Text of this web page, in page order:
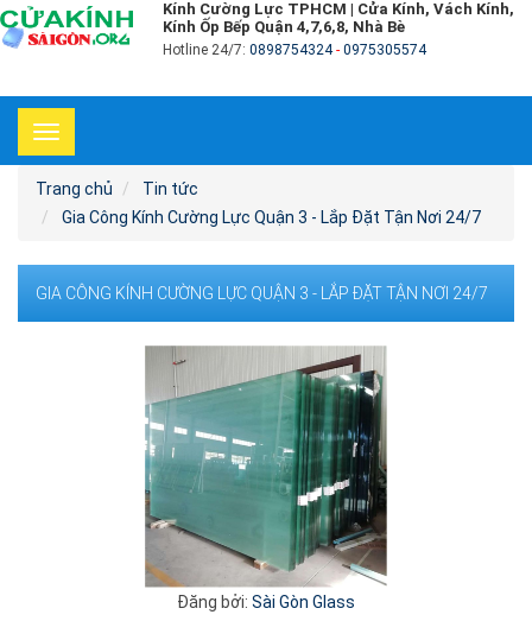
Kính Cường Lực TPHCM | Cửa Kính, Vách Kính,
Kính Ốp Bếp Quận 4,7,6,8, Nhà Bè
Hotline 24/7: 0898754324- 0975305574
Toggle
navigation
Trang chủ
Tin tức
Gia Công Kính Cường Lực Quận 3 - Lắp Đặt Tận Nơi 24/7
GIA CÔNG KÍNH CƯỜNG LỰC QUẬN 3 - LẮP ĐẶT TẬN NƠI 24/7
Đăng bởi: Sài Gòn Glass